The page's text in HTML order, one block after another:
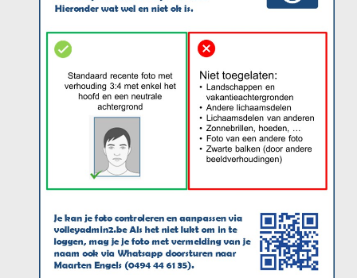
Jongens U15
Meisjes U15-A
Meisjes U15-B
Meisjes U17-A
Meisjes U17-B
Dames